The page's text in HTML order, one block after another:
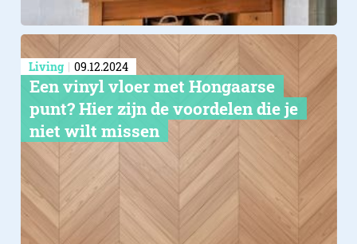
Living 09.12.2024
Een vinyl vloer met Hongaarse
punt? Hier zijn de voordelen die je
niet wilt missen